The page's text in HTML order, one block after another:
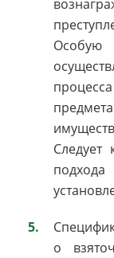
Следует
о